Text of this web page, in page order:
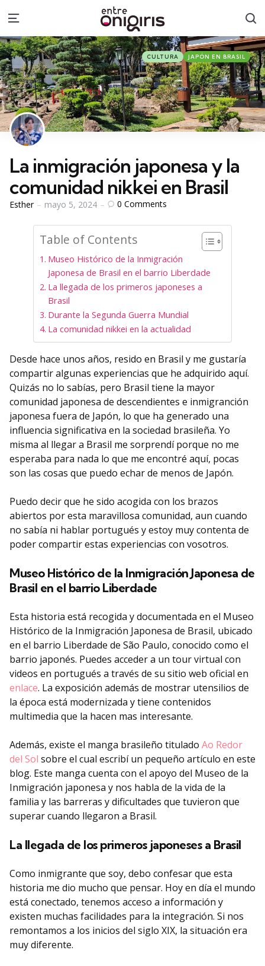
Menu
Categories
Posted
in
CULTURA JAPÓN EN BRASIL
La inmigración japonesa y la
comunidad nikkei en Brasil
Posted
Esther mayo 5, 2024 0 Comments
Table of Contents
Museo Histórico de la Inmigración
Japonesa de Brasil en el barrio Liberdade
La llegada de los primeros japoneses a
Brasil
Durante la Segunda Guerra Mundial
La comunidad nikkei en la actualidad
Desde hace unos años, resido en Brasil y me gustaría
compartir algunas experiencias que he adquirido aquí.
Quizás no lo sabías, pero Brasil tiene la mayor
comunidad japonesa de descendientes e inmigranción
japonesa fuera de Japón, lo que ha generado una
influencia significativa en la sociedad brasileña. Yo
misma al llegar a Brasil me sorprendí porque no me
esperaba para nada lo que me encontré aquí, pocas
son las cosas que puedo echar de menos de Japón.
Puedo decir que he sido acogida con los brazos
abiertos por esta maravillosa comunidad, aun cuando
no sabía ni hablar portugués y estoy muy contenta de
poder compartir estas experiencias con vosotros.
Museo Histórico de la Inmigración Japonesa de
Brasil en el barrio Liberdade
Esta historia está recogida y documentada en el Museo
Histórico de la Inmigración Japonesa de Brasil, ubicado
en el barrio Liberdade de São Paulo, conocido como el
barrio japonés. Puedes acceder a un tour virtual con
videos en portugués a través de su sitio web oficial en
enlace. La exposición además de mostrar utensilios de
la época está modernizada y tiene contenidos
multimedia que la hacen mas interesante.
Además, existe el manga brasileño titulado Ao Redor
del Sol sobre el cual escribí un pequeño artículo en este
blog. Este manga cuenta con el apoyo del Museo de la
Inmigración japonesa y nos habla de la vida de la
familia y las barreras y dificultades que tuvieron que
superar cuando llegaron a Brasil.
La llegada de los primeros japoneses a Brasil
Como inmigrante que soy, debo confesar que esta
historia me dio mucho que pensar. Hoy en día el mundo
está conectado, tenemos acceso a información y
existen muchas facilidades para la integración. Si nos
remontamos a los inicios del siglo XIX, la situación era
muy diferente.